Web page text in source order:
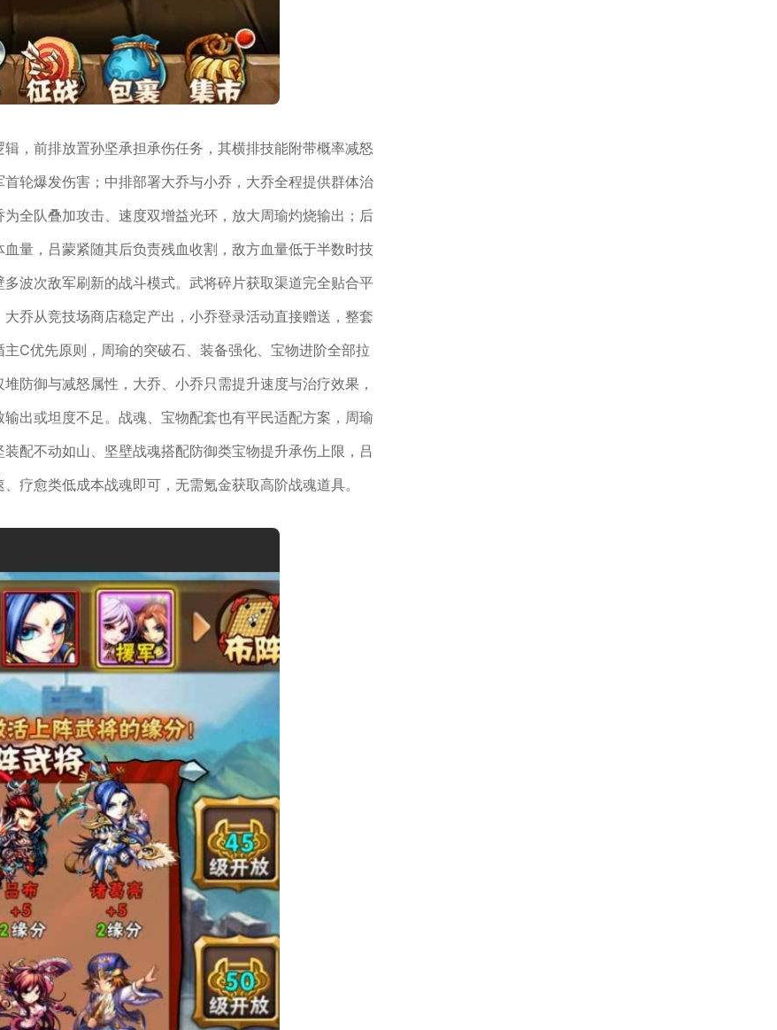
，前排放置孙坚承担承伤任务，其横排技能附带概率减怒
轮爆发伤害；中排部署大乔与小乔，大乔全程提供群体治
全队叠加攻击、速度双增益光环，放大周瑜灼烧输出；后
量，吕蒙紧随其后负责残血收割，敌方血量低于半数时技
波次敌军刷新的战斗模式。武将碎片获取渠道完全贴合平
乔从竞技场商店稳定产出，小乔登录活动直接赠送，整套
C优先原则，周瑜的突破石、装备强化、宝物进阶全部拉
防御与减怒属性，大乔、小乔只需提升速度与治疗效果，
出或坦度不足。战魂、宝物配套也有平民适配方案，周瑜
配不动如山、坚壁战魂搭配防御类宝物提升承伤上限，吕
疗愈类低成本战魂即可，无需氪金获取高阶战魂道具。